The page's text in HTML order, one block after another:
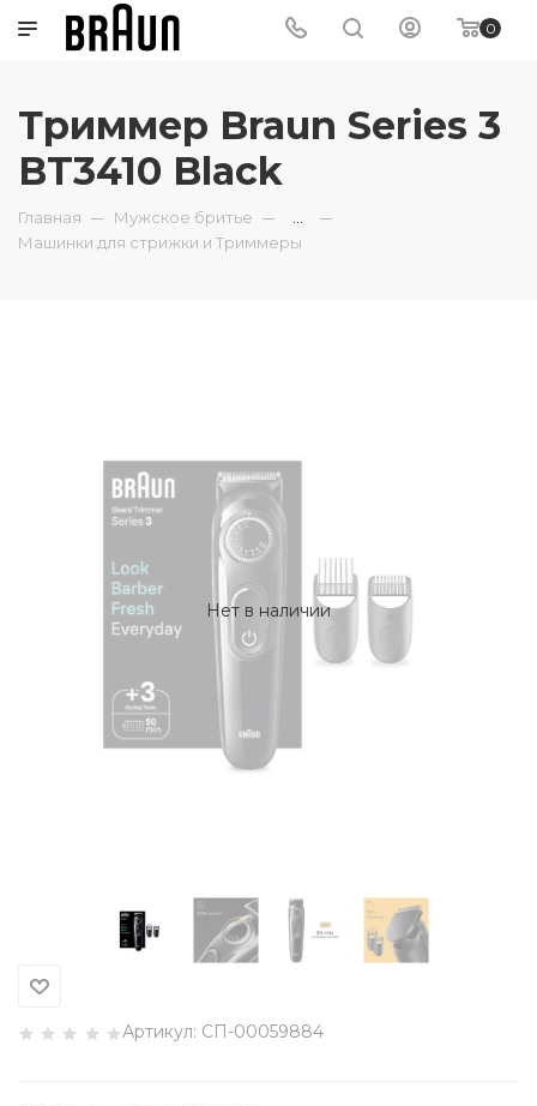
0
Триммер Braun Series 3
BT3410 Black
Главная Мужское бритье
Машинки для стрижки и Триммеры
Нет в наличии
Артикул: СП-00059884